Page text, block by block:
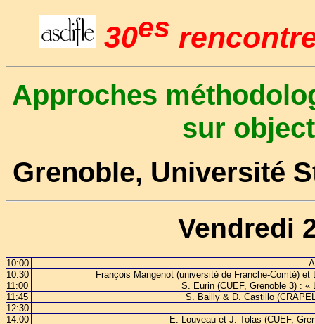
30es
Approches
sur
Grenoble, Université
Vendredi
10:00
10:30
François Mangenot (université de Franche-Comté)
11:00
S. Eurin (CUEF, Grenoble 3) :
11:45
S. Bailly & D. Castillo
12:30
14:00
E. Louveau et J. Tolas (CUEF,